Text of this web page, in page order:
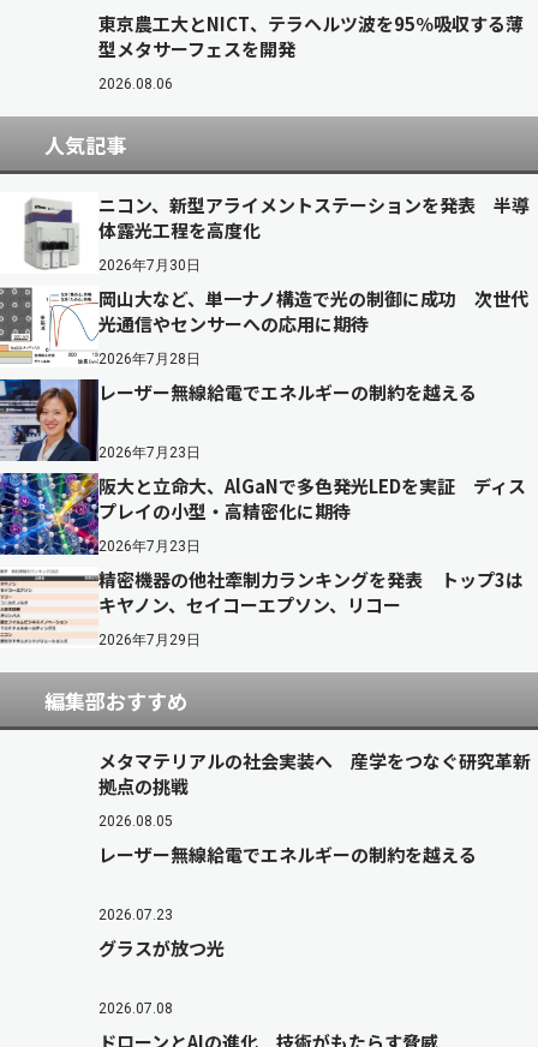
東京農工大とNICT、テラヘルツ波を95％吸収する薄
型メタサーフェスを開発
2026.08.06
人気記事
ニコン、新型アライメントステーションを発表 半導
体露光工程を高度化
2026年7月30日
岡山大など、単一ナノ構造で光の制御に成功 次世代
光通信やセンサーへの応用に期待
2026年7月28日
レーザー無線給電でエネルギーの制約を越える
2026年7月23日
阪大と立命大、AlGaNで多色発光LEDを実証 ディス
プレイの小型・高精密化に期待
2026年7月23日
精密機器の他社牽制力ランキングを発表 トップ3は
キヤノン、セイコーエプソン、リコー
2026年7月29日
編集部おすすめ
メタマテリアルの社会実装へ 産学をつなぐ研究革新
拠点の挑戦
2026.08.05
レーザー無線給電でエネルギーの制約を越える
2026.07.23
グラスが放つ光
2026.07.08
ドローンとAIの進化 技術がもたらす脅威